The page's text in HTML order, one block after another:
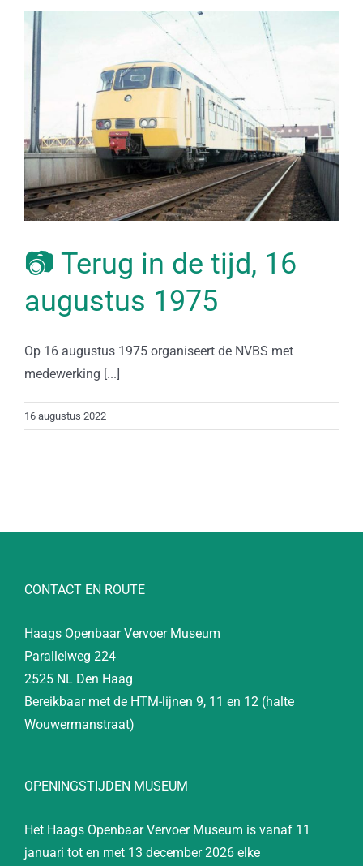
📷 Terug in de tijd, 16
augustus 1975
Op 16 augustus 1975 organiseert de NVBS met
medewerking [...]
16 augustus 2022
CONTACT EN ROUTE
Haags Openbaar Vervoer Museum
Parallelweg 224
2525 NL Den Haag
Bereikbaar met de HTM-lijnen 9, 11 en 12 (halte
Wouwermanstraat)
OPENINGSTIJDEN MUSEUM
Het Haags Openbaar Vervoer Museum is vanaf 11
januari tot en met 13 december 2026 elke